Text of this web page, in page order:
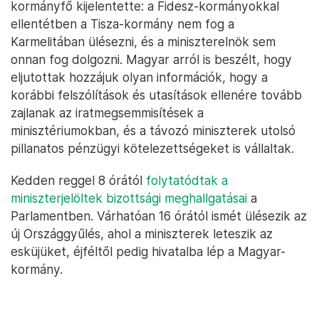
kormányfő kijelentette: a Fidesz-kormányokkal
ellentétben a Tisza-kormány nem fog a
Karmelitában ülésezni, és a miniszterelnök sem
onnan fog dolgozni. Magyar arról is beszélt, hogy
eljutottak hozzájuk olyan információk, hogy a
korábbi felszólítások és utasítások ellenére tovább
zajlanak az iratmegsemmisítések a
minisztériumokban, és a távozó miniszterek utolsó
pillanatos pénzügyi kötelezettségeket is vállaltak.
Kedden reggel 8 órától folytatódtak a
miniszterjelöltek bizottsági meghallgatásai a
Parlamentben. Várhatóan 16 órától ismét ülésezik az
új Országgyűlés, ahol a miniszterek leteszik az
esküjüket, éjféltől pedig hivatalba lép a Magyar-
kormány.